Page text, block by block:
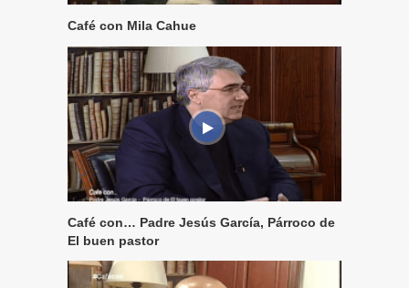
Café con Mila Cahue
Café con… Padre Jesús García, Párroco de
El buen pastor